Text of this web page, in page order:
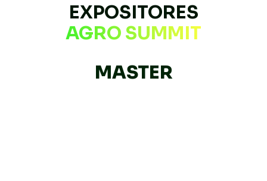
EXPOSITORES
AGRO SUMMIT
MASTER